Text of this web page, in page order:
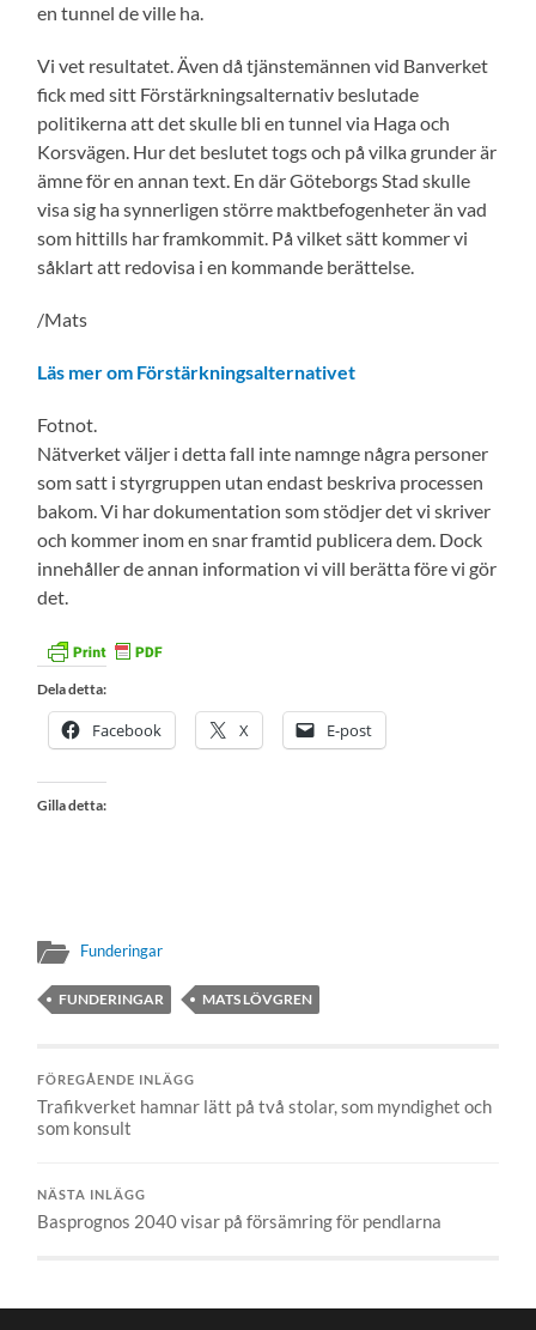
en tunnel de ville ha.
Vi vet resultatet. Även då tjänstemännen vid Banverket
fick med sitt Förstärkningsalternativ beslutade
politikerna att det skulle bli en tunnel via Haga och
Korsvägen. Hur det beslutet togs och på vilka grunder är
ämne för en annan text. En där Göteborgs Stad skulle
visa sig ha synnerligen större maktbefogenheter än vad
som hittills har framkommit. På vilket sätt kommer vi
såklart att redovisa i en kommande berättelse.
/Mats
Läs mer om Förstärkningsalternativet
Fotnot.
Nätverket väljer i detta fall inte namnge några personer
som satt i styrgruppen utan endast beskriva processen
bakom. Vi har dokumentation som stödjer det vi skriver
och kommer inom en snar framtid publicera dem. Dock
innehåller de annan information vi vill berätta före vi gör
det.
Dela detta:
Facebook X E-post
Gilla detta:
Funderingar
FUNDERINGAR MATS LÖVGREN
FÖREGÅENDE INLÄGG
Trafikverket hamnar lätt på två stolar, som myndighet och
som konsult
NÄSTA INLÄGG
Basprognos 2040 visar på försämring för pendlarna